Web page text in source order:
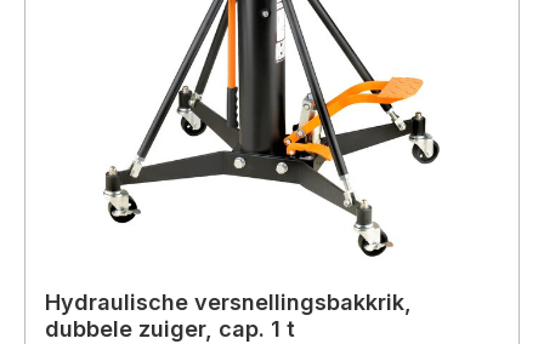
Hydraulische versnellingsbakkrik,
dubbele zuiger, cap. 1 t